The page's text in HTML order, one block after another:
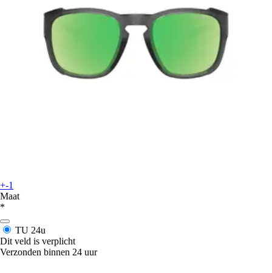
+-1
Maat
*
TU 24u
Dit veld is verplicht
Verzonden binnen 24 uur